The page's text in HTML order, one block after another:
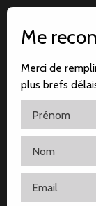
Accueil
Me
Merci de
plus brefs
Prénom
Nom
Email